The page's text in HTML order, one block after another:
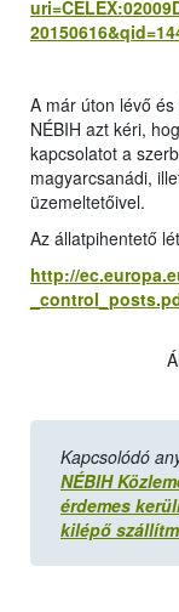
A már úton lévő
NÉBIH azt kéri,
kapcsolatot a
magyarcsanádi,
üzemeltetőivel.
Az állatpihentető
http://
Kapcsolódó
NÉBIH
érdemes
kilépő